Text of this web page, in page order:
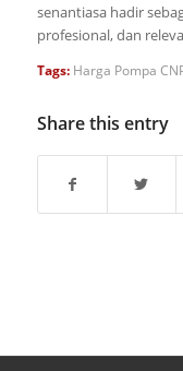
senantiasa hadir
profesional, dan
Tags: Harga Pompa
Share this entry